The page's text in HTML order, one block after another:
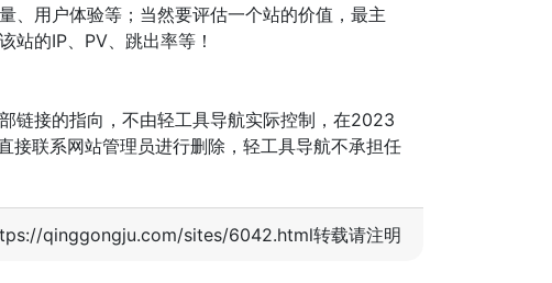
、用户体验等；当然要评估一个站的价值，最主
站的IP、PV、跳出率等！
链接的指向，不由轻工具导航实际控制，在2023
接联系网站管理员进行删除，轻工具导航不承担任
qinggongju.com/sites/6042.html转载请注明